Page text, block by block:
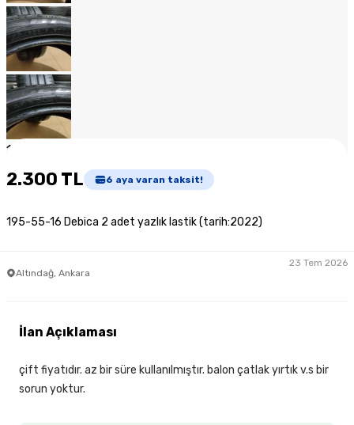
1
2.300 TL 6 aya varan taksit!
195-55-16 Debica 2 adet yazlık lastik (tarih:2022)
Altındağ, Ankara
23 Tem 2026
İlan Açıklaması
çift fiyatıdır. az bir süre kullanılmıştır. balon çatlak yırtık v.s bir
sorun yoktur.